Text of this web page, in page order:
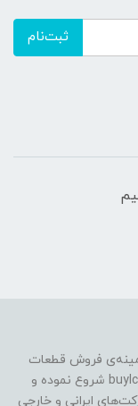
ثبت‌نام
فعالیت خود را از سال 1389 در زمینه‌ی فروش قطعات
کامپیوتر به صورت آنلاین از طریق وبسایت buylcd.ir شروع نموده و
ایرانی و خارجی